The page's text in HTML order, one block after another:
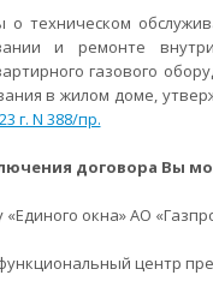
о техническом
и ремонте
газового
в жилом доме,
г. N 388/пр.
договора Вы
«Единого окна» АО
центр